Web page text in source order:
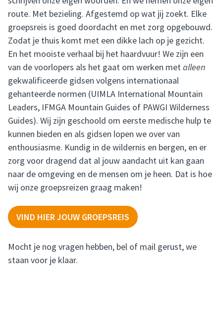
route. Met bezieling. Afgestemd op wat jij zoekt. Elke
groepsreis is goed doordacht en met zorg opgebouwd.
Zodat je thuis komt met een dikke lach op je gezicht.
En het mooiste verhaal bij het haardvuur! We zijn een
van de voorlopers als het gaat om werken met alleen
gekwalificeerde gidsen volgens internationaal
gehanteerde normen (UIMLA International Mountain
Leaders, IFMGA Mountain Guides of PAWGI Wilderness
Guides). Wij zijn geschoold om eerste medische hulp te
kunnen bieden en als gidsen lopen we over van
enthousiasme. Kundig in de wildernis en bergen, en er
zorg voor dragend dat al jouw aandacht uit kan gaan
naar de omgeving en de mensen om je heen. Dat is hoe
wij onze groepsreizen graag maken!
VIND HIER JOUW GROEPSREIS
Mocht je nog vragen hebben, bel of mail gerust, we
staan voor je klaar.